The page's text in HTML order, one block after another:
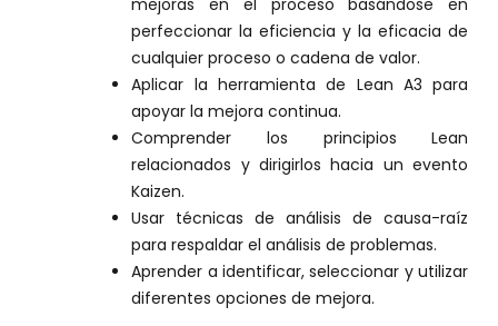
mejoras en el proceso basándose en
perfeccionar la eficiencia y la eficacia de
cualquier proceso o cadena de valor.
Aplicar la herramienta de Lean A3 para
apoyar la mejora continua.
Comprender los principios Lean
relacionados y dirigirlos hacia un evento
Kaizen.
Usar técnicas de análisis de causa-raíz
para respaldar el análisis de problemas.
Aprender a identificar, seleccionar y utilizar
diferentes opciones de mejora.